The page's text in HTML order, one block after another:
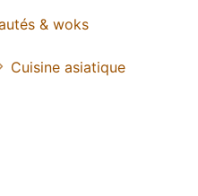
& woks
Cuisine asiatique